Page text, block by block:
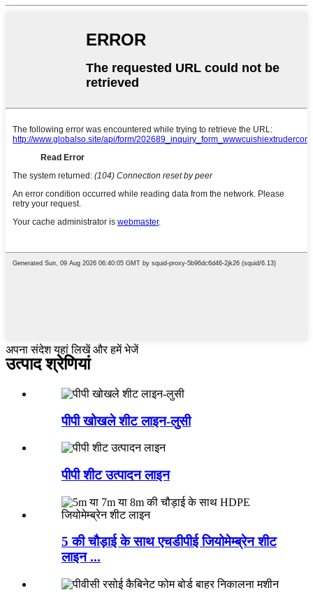
अपना संदेश यहां लिखें और हमें भेजें
उत्पाद श्रेणियां
पीपी खोखले शीट लाइन-लुसी
पीपी शीट उत्पादन लाइन
5 की चौड़ाई के साथ एचडीपीई जियोमेम्ब्रेन शीट
लाइन ...